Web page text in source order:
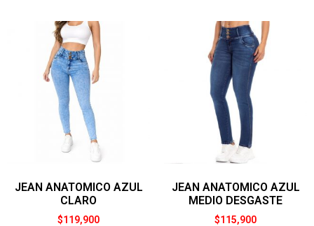
JEAN ANATOMICO AZUL
CLARO
$119,900
JEAN ANATOMICO AZUL
MEDIO DESGASTE
$115,900